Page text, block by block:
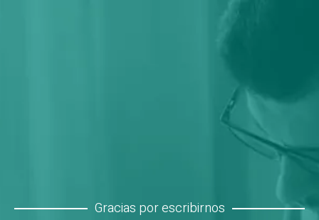
Gracias por escribirnos